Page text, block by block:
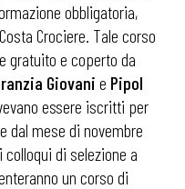
obbligatoria,
Crociere. Tale corso
gratuito e coperto da
Giovani e Pipol
essere iscritti per
dal mese di novembre
di selezione a
un corso di